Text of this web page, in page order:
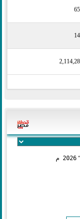
2026 م